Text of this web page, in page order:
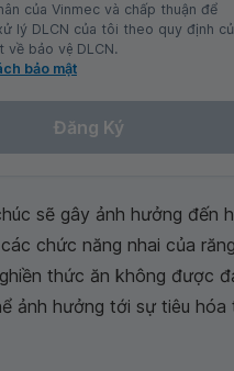
của Vinmec và chấp thuận để
lý DLCN của tôi theo quy định
về bảo vệ DLCN.
bảo mật
Đăng Ký
sẽ gây ảnh hưởng đến
chức năng nhai của
thức ăn không được
ảnh hưởng tới sự tiêu hóa